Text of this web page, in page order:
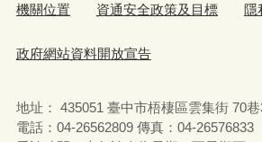
機關位置 資通安全政策及目標 隱
政府網站資料開放宣告
地址： 435051 臺中市梧棲區雲集街 70巷
電話：04-26562809 傳真：04-26576833